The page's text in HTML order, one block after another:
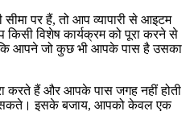
पर हैं, तो आप व्यापारी से आइटम
विशेष कार्यक्रम को पूरा करने से
आपने जो कुछ भी आपके पास है उसका
करते हैं और आपके पास जगह नहीं होती
सकते। इसके बजाय, आपको केवल एक